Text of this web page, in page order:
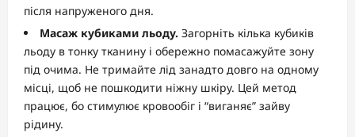
після напруженого дня.
Масаж кубиками льоду. Загорніть кілька кубиків
льоду в тонку тканину і обережно помасажуйте зону
під очима. Не тримайте лід занадто довго на одному
місці, щоб не пошкодити ніжну шкіру. Цей метод
працює, бо стимулює кровообіг і “виганяє” зайву
рідину.